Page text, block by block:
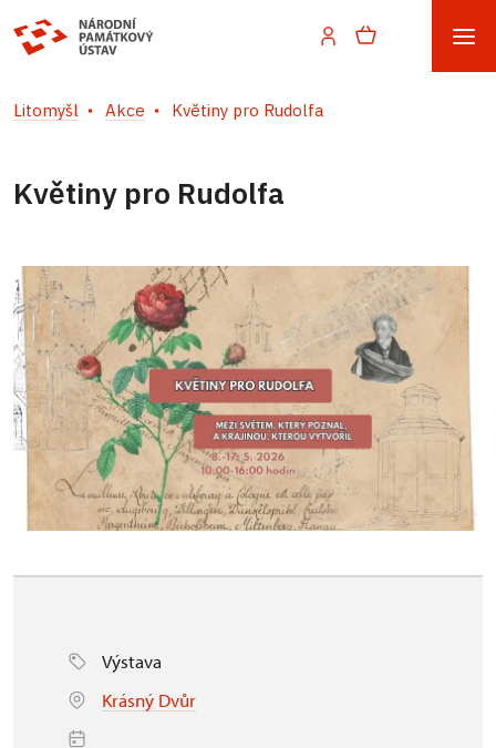
Litomyšl Akce Květiny pro Rudolfa
Květiny pro Rudolfa
Výstava
Krásný Dvůr